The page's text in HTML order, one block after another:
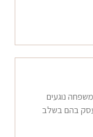
נוגעים
בהם בשלב